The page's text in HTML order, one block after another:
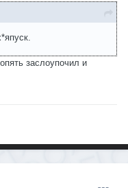
заслоупочил и